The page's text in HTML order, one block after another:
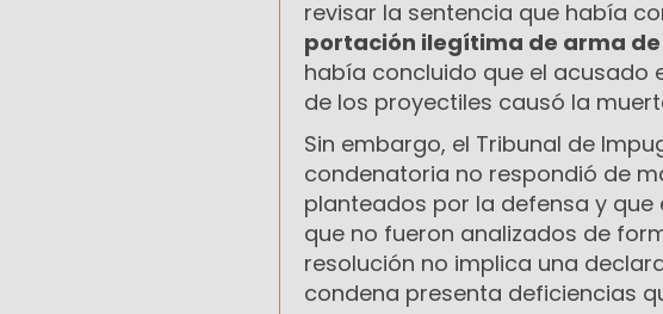
revisar la sentencia que había
portación ilegítima de arma
había concluido que el acusado
de los proyectiles causó la
Sin embargo, el Tribunal de
condenatoria no respondió de
planteados por la defensa y
que no fueron analizados de
resolución no implica una
condena presenta deficiencias